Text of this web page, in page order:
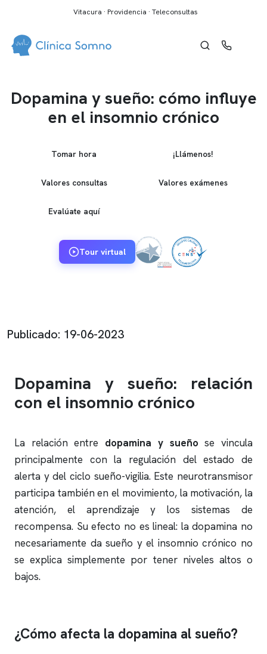
Vitacura · Providencia · Teleconsultas
Dopamina y sueño: cómo influye
en el insomnio crónico
Tomar hora ¡Llámenos!
Valores consultas Valores exámenes
Evalúate aquí
Tour virtual
Publicado: 19-06-2023
Dopamina y sueño: relación
con el insomnio crónico
La relación entre dopamina y sueño se vincula
principalmente con la regulación del estado de
alerta y del ciclo sueño-vigilia. Este neurotransmisor
participa también en el movimiento, la motivación, la
atención, el aprendizaje y los sistemas de
recompensa. Su efecto no es lineal: la dopamina no
necesariamente da sueño y el insomnio crónico no
se explica simplemente por tener niveles altos o
bajos.
¿Cómo afecta la dopamina al sueño?